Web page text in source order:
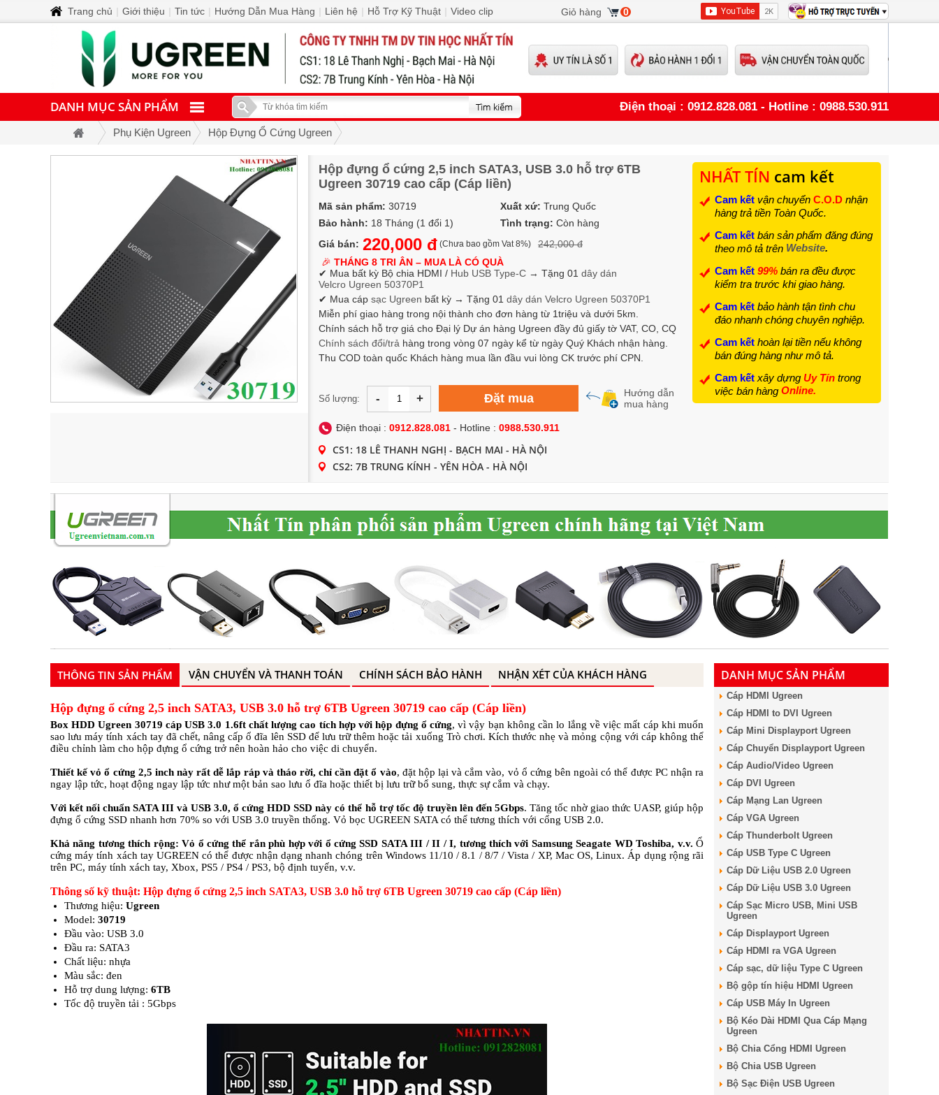
DANH MỤC SẢN PHẨM Điện thoại : 0912.828.081 - Hotline : 0988.530.911
Phụ Kiện Ugreen Hộp Đựng Ổ Cứng Ugreen
Hộp đựng ổ cứng 2,5 inch SATA3, USB 3.0 hỗ trợ 6TB
Ugreen 30719 cao cấp (Cáp liền)
Mã sản phẩm: 30719 Xuất xứ: Trung Quốc
Bảo hành: 18 Tháng (1 đổi 1) Tình trạng: Còn hàng
Giá bán: 220,000 đ (Chưa bao gồm Vat 8%)
242,000 đ
🎉 THÁNG 8 TRI ÂN – MUA LÀ CÓ QUÀ
✔ Mua bất kỳ Bộ chia HDMI / Hub USB Type-C → Tặng 01 dây dán
Velcro Ugreen 50370P1
✔ Mua cáp sạc Ugreen bất kỳ → Tặng 01 dây dán Velcro Ugreen 50370P1
Miễn phí giao hàng trong nội thành cho đơn hàng từ 1triệu và dưới 5km.
Chính sách hỗ trợ giá cho Đại lý Dự án hàng Ugreen đầy đủ giấy tờ VAT, CO, CQ
Chính sách đổi/trả hàng trong vòng 07 ngày kể từ ngày Quý Khách nhận hàng.
Thu COD toàn quốc Khách hàng mua lần đầu vui lòng CK trước phí CPN.
Số lượng: - + Đặt mua
Hướng dẫn
mua hàng
Điện thoại : 0912.828.081 - Hotline : 0988.530.911
CS1: 18 LÊ THANH NGHỊ - BẠCH MAI - HÀ NỘI
CS2: 7B TRUNG KÍNH - YÊN HÒA - HÀ NỘI
NHẤT TÍN cam kết
Cam kết vận chuyển C.O.D nhận
hàng trả tiền Toàn Quốc.
Cam kết bán sản phẩm đăng đúng
theo mô tả trên Website.
Cam kết 99% bán ra đều được
kiểm tra trước khi giao hàng.
Cam kết bảo hành tận tình chu
đáo nhanh chóng chuyên nghiệp.
Cam kết hoàn lại tiền nếu không
bán đúng hàng như mô tả.
Cam kết xây dựng Uy Tín trong
việc bán hàng Online.
THÔNG TIN SẢN PHẨM VẬN CHUYỂN VÀ THANH TOÁN CHÍNH SÁCH BẢO HÀNH NHẬN XÉT CỦA KHÁCH HÀNG
Hộp đựng ổ cứng 2,5 inch SATA3, USB 3.0 hỗ trợ 6TB Ugreen 30719 cao cấp (Cáp liền)
Box HDD Ugreen 30719 cáp USB 3.0 1.6ft chất lượng cao tích hợp với hộp đựng ổ cứng, vì vậy bạn không cần lo lắng về việc mất cáp khi muốn
sao lưu máy tính xách tay đã chết, nâng cấp ổ đĩa lên SSD để lưu trữ thêm hoặc tải xuống Trò chơi. Kích thước nhẹ và mỏng cộng với cáp không thể
điều chỉnh làm cho hộp đựng ổ cứng trở nên hoàn hảo cho việc di chuyển.
Thiết kế vỏ ổ cứng 2,5 inch này rất dễ lắp ráp và tháo rời, chỉ cần đặt ổ vào, đặt hộp lại và cắm vào, vỏ ổ cứng bên ngoài có thể được PC nhận ra
ngay lập tức, hoạt động ngay lập tức như một bản sao lưu ổ đĩa hoặc thiết bị lưu trữ bổ sung, thực sự cắm và chạy.
Với kết nối chuẩn SATA III và USB 3.0, ổ cứng HDD SSD này có thể hỗ trợ tốc độ truyền lên đến 5Gbps. Tăng tốc nhờ giao thức UASP, giúp hộp
đựng ổ cứng SSD nhanh hơn 70% so với USB 3.0 truyền thống. Vỏ bọc UGREEN SATA có thể tương thích với cổng USB 2.0.
Khả năng tương thích rộng: Vỏ ổ cứng thể rắn phù hợp với ổ cứng SSD SATA III / II / I, tương thích với Samsung Seagate WD Toshiba, v.v. Ổ
cứng máy tính xách tay UGREEN có thể được nhận dạng nhanh chóng trên Windows 11/10 / 8.1 / 8/7 / Vista / XP, Mac OS, Linux. Áp dụng rộng rãi
trên PC, máy tính xách tay, Xbox, PS5 / PS4 / PS3, bộ định tuyến, v.v.
Thông số kỹ thuật: Hộp đựng ổ cứng 2,5 inch SATA3, USB 3.0 hỗ trợ 6TB Ugreen 30719 cao cấp (Cáp liền)
Thương hiệu: Ugreen
Model: 30719
Đầu vào: USB 3.0
Đầu ra: SATA3
Chất liệu: nhựa
Màu sắc: đen
Hỗ trợ dung lượng: 6TB
Tốc độ truyền tải : 5Gbps
DANH MỤC SẢN PHẨM
Cáp HDMI Ugreen
Cáp HDMI to DVI Ugreen
Cáp Mini Displayport Ugreen
Cáp Chuyển Displayport Ugreen
Cáp Audio/Video Ugreen
Cáp DVI Ugreen
Cáp Mạng Lan Ugreen
Cáp VGA Ugreen
Cáp Thunderbolt Ugreen
Cáp USB Type C Ugreen
Cáp Dữ Liệu USB 2.0 Ugreen
Cáp Dữ Liệu USB 3.0 Ugreen
Cáp Sạc Micro USB, Mini USB
Ugreen
Cáp Displayport Ugreen
Cáp HDMI ra VGA Ugreen
Cáp sạc, dữ liệu Type C Ugreen
Bộ gộp tín hiệu HDMI Ugreen
Cáp USB Máy In Ugreen
Bộ Kéo Dài HDMI Qua Cáp Mạng
Ugreen
Bộ Chia Cổng HDMI Ugreen
Bộ Chia USB Ugreen
Bộ Sạc Điện USB Ugreen
0
Giỏ hàng
Trang chủ Giới thiệu Tin tức Hướng Dẫn Mua Hàng Liên hệ Hỗ Trợ Kỹ Thuật Video clip